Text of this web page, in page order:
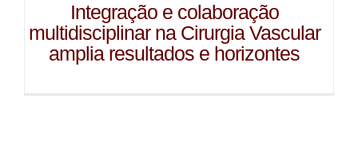
Integração e colaboração
multidisciplinar na Cirurgia Vascular
amplia resultados e horizontes